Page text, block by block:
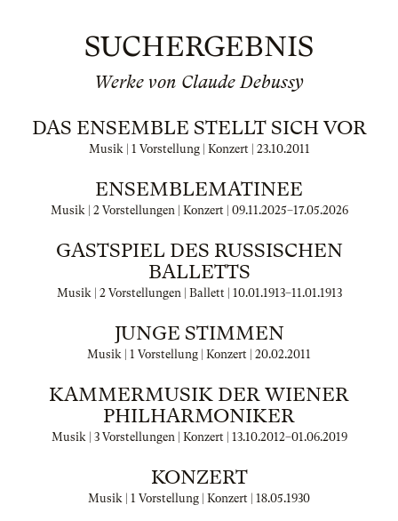
SUCHERGEBNIS
Werke von Claude Debussy
DAS ENSEMBLE STELLT SICH VOR
Musik | 1 Vorstellung | Konzert | 23.10.2011
ENSEMBLEMATINEE
Musik | 2 Vorstellungen | Konzert | 09.11.2025–17.05.2026
GASTSPIEL DES RUSSISCHEN
BALLETTS
Musik | 2 Vorstellungen | Ballett | 10.01.1913–11.01.1913
JUNGE STIMMEN
Musik | 1 Vorstellung | Konzert | 20.02.2011
KAMMERMUSIK DER WIENER
PHILHARMONIKER
Musik | 3 Vorstellungen | Konzert | 13.10.2012–01.06.2019
KONZERT
Musik | 1 Vorstellung | Konzert | 18.05.1930